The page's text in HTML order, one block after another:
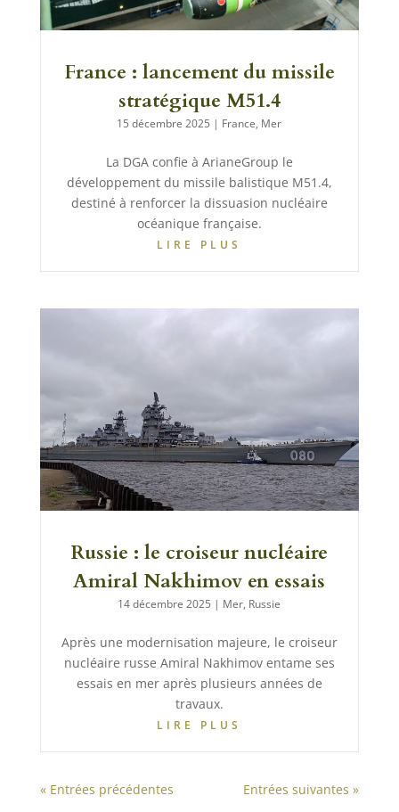
France : lancement du missile
stratégique M51.4
15 décembre 2025 | France, Mer
La DGA confie à ArianeGroup le
développement du missile balistique M51.4,
destiné à renforcer la dissuasion nucléaire
océanique française.
LIRE PLUS
Russie : le croiseur nucléaire
Amiral Nakhimov en essais
14 décembre 2025 | Mer, Russie
Après une modernisation majeure, le croiseur
nucléaire russe Amiral Nakhimov entame ses
essais en mer après plusieurs années de
travaux.
LIRE PLUS
« Entrées précédentes Entrées suivantes »